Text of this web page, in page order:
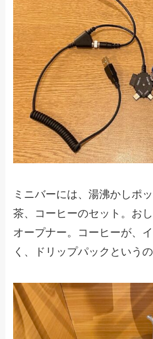
ミニバーには、湯沸かしポ
茶、コーヒーのセット。お
オープナー。コーヒーが、
く、ドリップパックという